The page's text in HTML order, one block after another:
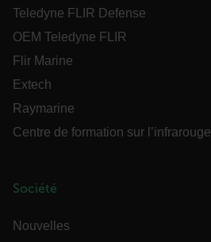
Teledyne FLIR Defense
OEM Teledyne FLIR
Flir Marine
Extech
Raymarine
Centre de formation sur l’infrarouge
Société
Nouvelles